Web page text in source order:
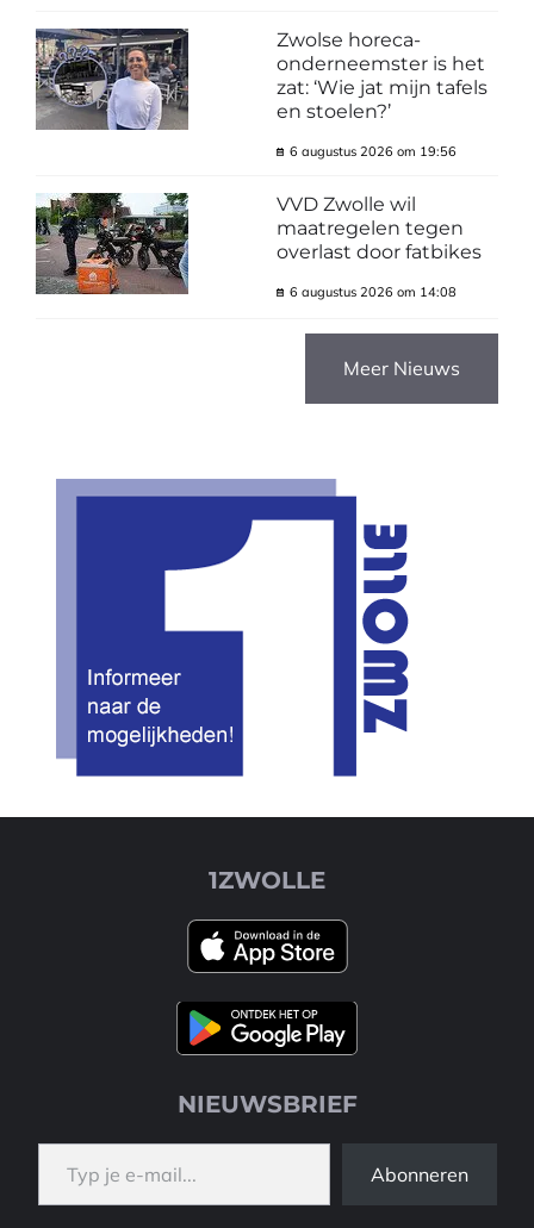
Zwolse horeca-
onderneemster is het
zat: ‘Wie jat mijn tafels
en stoelen?’
6 augustus 2026 om 19:56
VVD Zwolle wil
maatregelen tegen
overlast door fatbikes
6 augustus 2026 om 14:08
Meer Nieuws
1ZWOLLE
NIEUWSBRIEF
Typ je e-mail...
Abonneren